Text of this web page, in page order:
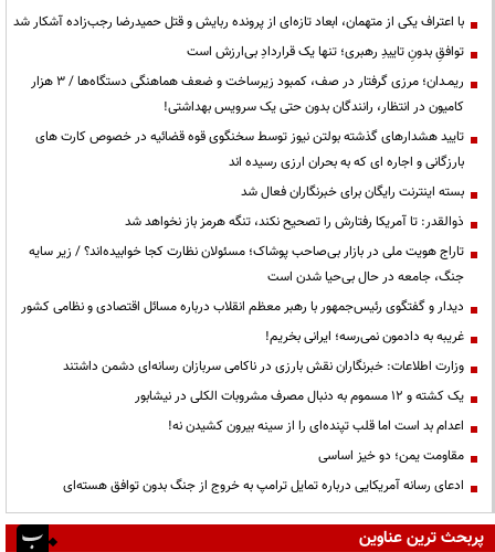
با اعتراف یکی از متهمان، ابعاد تازه‌ای از پرونده ربایش و قتل حمیدرضا رجب‌زاده آشکار شد
توافقِ بدونِ تاییدِ رهبری؛ تنها یک قراردادِ بی‌ارزش است
ریمـدان؛ مرزی گرفتار در صف، کمبود زیرساخت و ضعف هماهنگی دستگاه‌ها / ۳ هزار
کامیون در انتظار، رانندگان بدون حتی یک سرویس بهداشتی!
تایید هشدارهای گذشته بولتن نیوز توسط سخنگوی قوه قضائیه در خصوص کارت های
بارزگانی و اجاره ای که به بحران ارزی رسیده اند
بسته اینترنت رایگان برای خبرنگاران فعال شد
ذوالقدر: تا آمریکا رفتارش را تصحیح نکند، تنگه هرمز باز نخواهد شد
تاراج هویت ملی در بازار بی‌صاحب پوشاک؛ مسئولان نظارت کجا خوابیده‌اند؟ / زیر سایه
جنگ، جامعه در حال بی‌حیا شدن است
دیدار و گفتگوی رئیس‌جمهور با رهبر معظم انقلاب درباره مسائل اقتصادی و نظامی کشور
غریبه به دادمون نمی‌رسه؛ ایرانی بخریم!
وزارت اطلاعات: خبرنگاران نقش بارزی در ناکامی سربازان رسانه‌ای دشمن داشتند
یک کشته و ۱۲ مسموم به دنبال مصرف مشروبات الکلی در نیشابور
اعدام بد است اما قلب تپنده‌ای را از سینه بیرون کشیدن نه!
مقاومت یمن؛ دو خیز اساسی
ادعای رسانه آمریکایی درباره تمایل ترامپ به خروج از جنگ بدون توافق هسته‌ای
پربحث ترین عناوین